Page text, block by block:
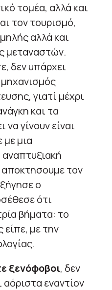
τομέα, αλλά και
τον τουρισμό,
αλλά και
μεταναστών.
δεν υπάρχει
γιατί μέχρι
και τα
γίνουν είναι
μια
αποκτησουμε τον
ο
ότι
βήματα: το
με την
ξενόφοβοι, δεν
αόριστα εναντίον